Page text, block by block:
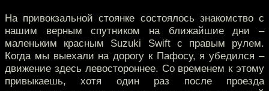
На привокзальной стоянке состоялось знакомство с
нашим верным спутником на ближайшие дни –
маленьким красным Suzuki Swift с правым рулем.
Когда мы выехали на дорогу к Пафосу, я убедился –
движение здесь левостороннее. Со временем к этому
привыкаешь, хотя один раз после проезда